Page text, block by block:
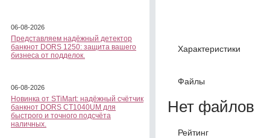
06-08-2026
Представляем надёжный детектор
банкнот DORS 1250: защита вашего
бизнеса от подделок.
06-08-2026
Новинка от STiMart: надёжный счётчик
банкнот DORS CT1040UM для
быстрого и точного подсчёта
наличных.
Характеристики
Файлы
Нет файлов
Рейтинг